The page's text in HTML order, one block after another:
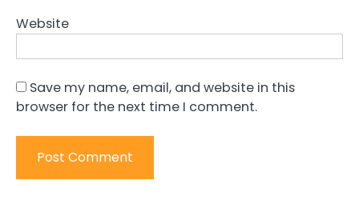
Website
Save my name, email, and website in this
browser for the next time I comment.